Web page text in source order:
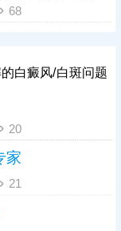
持续终身不退。
且个人对白斑病认
、全面、准确。诊
质、病情进行治
途。
68
白癜风/白斑问题
20
家
21